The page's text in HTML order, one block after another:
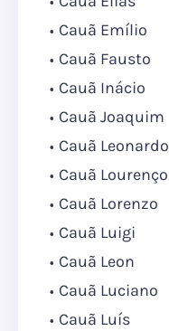
Cauã Emílio
Cauã Fausto
Cauã Inácio
Cauã Joaquim
Cauã Leonardo
Cauã Lourenço
Cauã Lorenzo
Cauã Luigi
Cauã Leon
Cauã Luciano
Cauã Luís